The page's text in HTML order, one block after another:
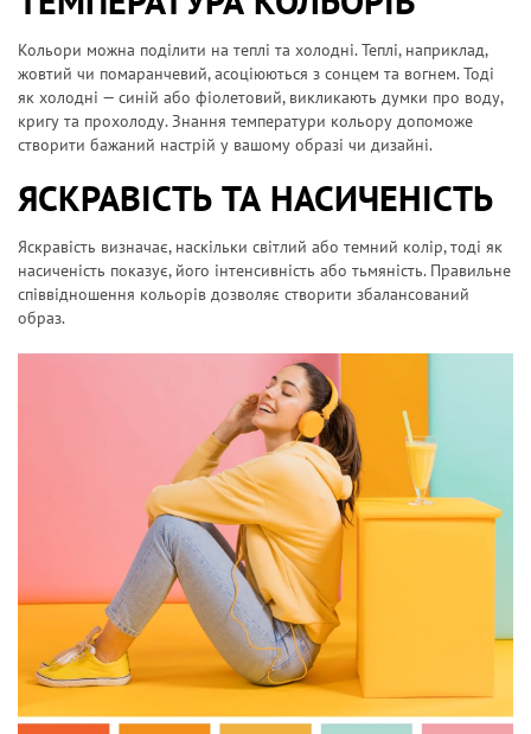
Кольори можна поділити на теплі та холодні. Теплі, наприклад,
жовтий чи помаранчевий, асоціюються з сонцем та вогнем. Тоді
як холодні — синій або фіолетовий, викликають думки про воду,
кригу та прохолоду. Знання температури кольору допоможе
створити бажаний настрій у вашому образі чи дизайні.
ЯСКРАВІСТЬ ТА НАСИЧЕНІСТЬ
Яскравість визначає, наскільки світлий або темний колір, тоді як
насиченість показує, його інтенсивність або тьмяність. Правильне
співвідношення кольорів дозволяє створити збалансований
образ.